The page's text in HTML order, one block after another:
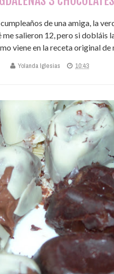
de una amiga, la
salieron 12, pero si dobláis
viene en la receta original de
Yolanda Iglesias 10:43